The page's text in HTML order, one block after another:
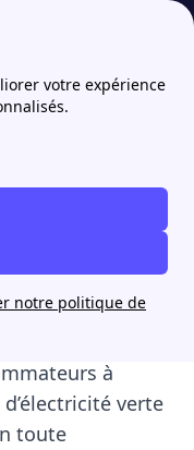
votre expérience
notre politique de
label
son
VertVolt est né
de
à
verte
toute